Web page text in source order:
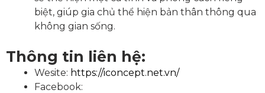
biệt, giúp gia chủ thể hiện bản thân thông qua
không gian sống.
Thông tin liên hệ:
Wesite: https://iconcept.net.vn/
Facebook: